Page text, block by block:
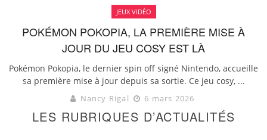
JEUX VIDÉO
POKÉMON POKOPIA, LA PREMIÈRE MISE À
JOUR DU JEU COSY EST LÀ
Pokémon Pokopia, le dernier spin off signé Nintendo, accueille
sa première mise à jour depuis sa sortie. Ce jeu cosy, ...
Nancy Rigal 6 mars 2026
LES RUBRIQUES D’ACTUALITÉS